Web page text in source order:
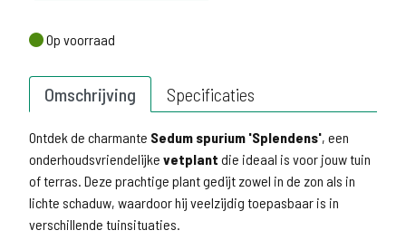
Op voorraad
Op voorraad
Omschrijving Specificaties
Ontdek de charmante Sedum spurium 'Splendens', een
onderhoudsvriendelijke vetplant die ideaal is voor jouw tuin
of terras. Deze prachtige plant gedijt zowel in de zon als in
lichte schaduw, waardoor hij veelzijdig toepasbaar is in
verschillende tuinsituaties.